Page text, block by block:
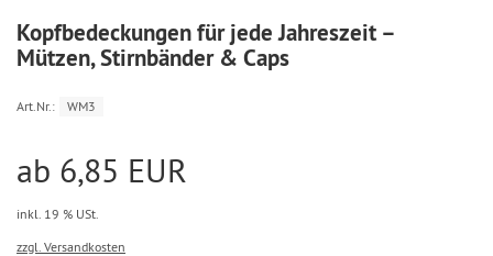
Kopfbedeckungen für jede Jahreszeit –
Mützen, Stirnbänder & Caps
Art.Nr.: WM3
ab 6,85 EUR
inkl. 19 % USt.
zzgl. Versandkosten